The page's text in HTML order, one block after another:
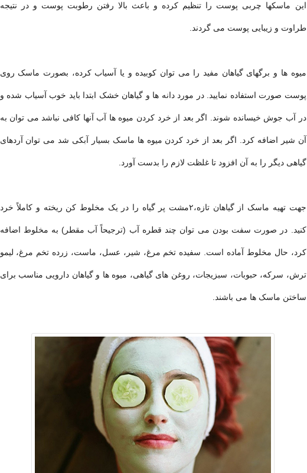
این ماسکها چربی پوست را تنظیم کرده و باعث بالا رفتن رطوبت پوست و در نتیجه
طراوت و زیبایی پوست می گردند.
میوه ها و برگهای گیاهان مفید را می توان کوبیده و یا آسیاب کرده، بصورت ماسک روی
پوست صورت استفاده نمایید. در مورد دانه ها و گیاهان خشک ابتدا باید خوب آسیاب شده و
در آب جوش خیسانده شوند. اگر بعد از خرد کردن میوه ها آب آنها کافی نباشد می توان به
آن شیر اضافه کرد. اگر بعد از خرد کردن میوه ها ماسک بسیار آبکی شد می توان آردهای
گیاهی دیگر را به آن افزود تا غلظت لازم را بدست آورد.
جهت تهیه ماسک از گیاهان تازه،۲مشت پر گیاه را در یک مخلوط کن ریخته و کاملاً خرد
کنید. در صورت سفت بودن می توان چند قطره آب (ترجیحاً آب مقطر) به مخلوط اضافه
کرد، حال مخلوط آماده است. سفیده تخم مرغ، شیر، عسل، ماست، زرده تخم مرغ، لیمو
ترش، سرکه، حبوبات، سبزیجات، روغن های گیاهی، میوه ها و گیاهان دارویی مناسب برای
ساختن ماسک ها می باشند.